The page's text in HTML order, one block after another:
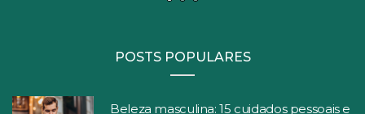
POSTS POPULARES
Beleza masculina: 15 cuidados pessoais e